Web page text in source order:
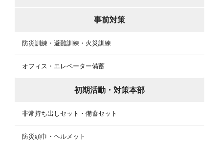
事前対策
防災訓練・避難訓練・火災訓練
オフィス・エレベーター備蓄
初期活動・対策本部
非常持ち出しセット・備蓄セット
防災頭巾・ヘルメット